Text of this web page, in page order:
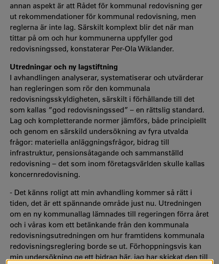
annan aspekt är att Rådet för kommunal redovisning ger
ut rekommendationer för kommunal redovisning, men
reglerna är inte lag. Särskilt komplext blir det när man
tittar på om och hur kommunerna uppfyller god
redovisningssed, konstaterar Per-Ola Wiklander.
Utredningar och ny lagstiftning
I avhandlingen analyserar, systematiserar och utvärderar
han regleringen som rör den kommunala
redovisningsskyldigheten, särskilt i förhållande till det
som kallas ”god redovisningssed” – en rättslig standard.
Lag och kompletterande normer jämförs, både principiellt
och genom en särskild undersökning av fyra utvalda
frågor: materiella anläggningsfrågor, bidrag till
infrastruktur, pensionsåtagande och sammanställd
redovisning – det som inom företagsvärlden skulle kallas
koncernredovisning.
- Det känns roligt att min avhandling kommer så rätt i
tiden, det är ett spännande område just nu. Utredningen
om en ny kommunallag lämnades till regeringen förra året
och i våras kom ett betänkande från den kommunala
redovisningsutredningen om hur framtidens kommunala
redovisningsreglering borde se ut. Förhoppningsvis kan
min undersökning ge ett bidrag här, jag har skickat den till